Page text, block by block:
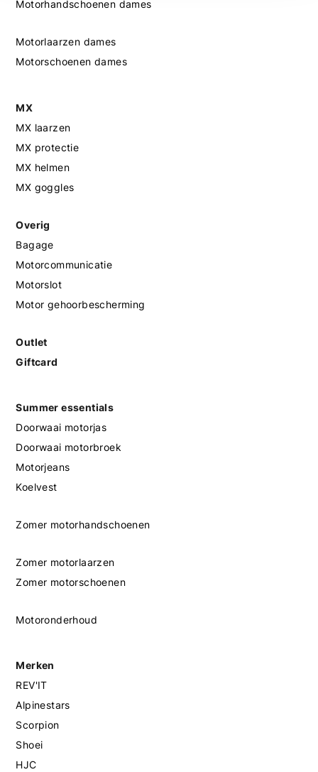
Motorhandschoenen dames
Motorlaarzen dames
Motorschoenen dames
MX
MX laarzen
MX protectie
MX helmen
MX goggles
Overig
Bagage
Motorcommunicatie
Motorslot
Motor gehoorbescherming
Outlet
Giftcard
Summer essentials
Doorwaai motorjas
Doorwaai motorbroek
Motorjeans
Koelvest
Zomer motorhandschoenen
Zomer motorlaarzen
Zomer motorschoenen
Motoronderhoud
Merken
REV'IT
Alpinestars
Scorpion
Shoei
HJC